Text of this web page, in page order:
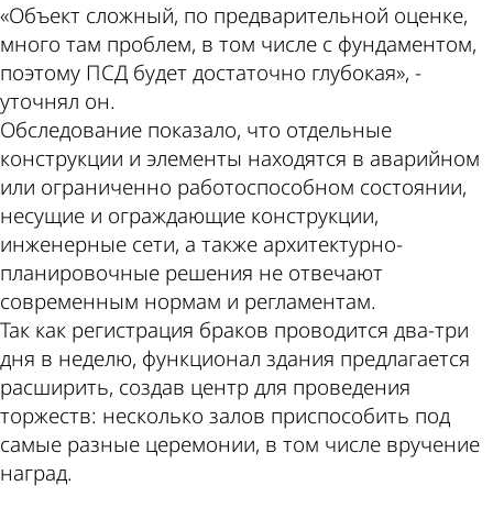
«Объект сложный, по предварительной оценке,
много там проблем, в том числе с фундаментом,
поэтому ПСД будет достаточно глубокая», -
уточнял он.
Обследование показало, что отдельные
конструкции и элементы находятся в аварийном
или ограниченно работоспособном состоянии,
несущие и ограждающие конструкции,
инженерные сети, а также архитектурно-
планировочные решения не отвечают
современным нормам и регламентам.
Так как регистрация браков проводится два-три
дня в неделю, функционал здания предлагается
расширить, создав центр для проведения
торжеств: несколько залов приспособить под
самые разные церемонии, в том числе вручение
наград.